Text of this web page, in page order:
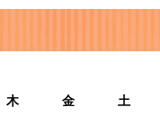
木 金 土